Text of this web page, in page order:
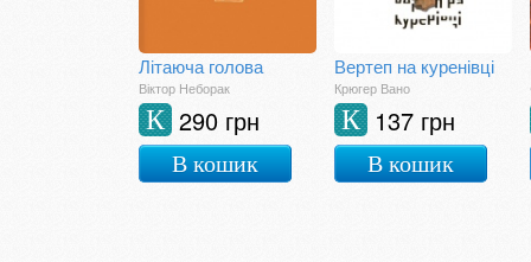
Літаюча голова
Віктор Неборак
290 грн
К
В кошик
Вертеп на куренівці
Крюгер Вано
137 грн
К
В кошик